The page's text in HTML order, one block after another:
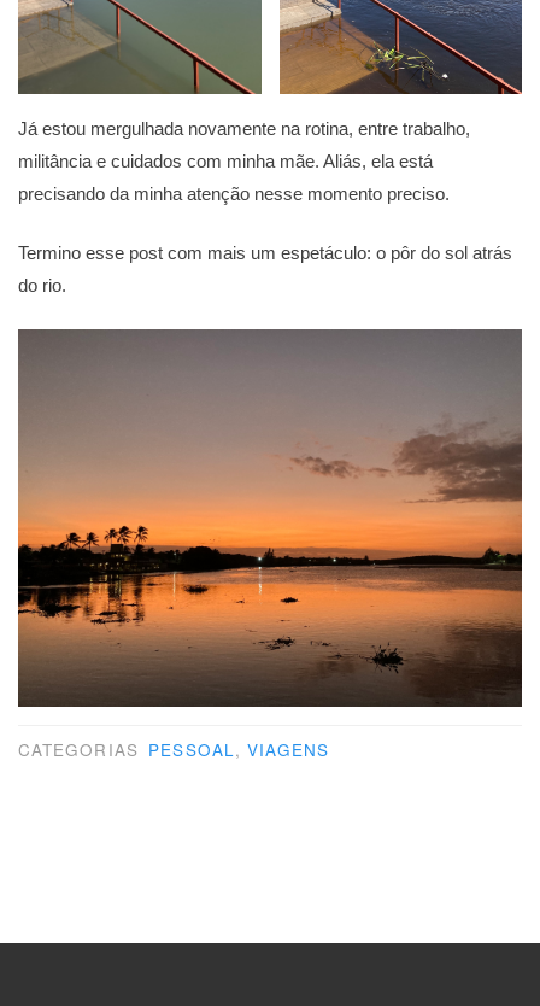
Já estou mergulhada novamente na rotina, entre trabalho,
militância e cuidados com minha mãe. Aliás, ela está
precisando da minha atenção nesse momento preciso.
Termino esse post com mais um espetáculo: o pôr do sol atrás
do rio.
CATEGORIAS PESSOAL, VIAGENS